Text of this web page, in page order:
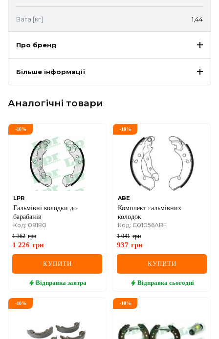
Вага [кг] 1,44
Про бренд
Більше інформації
Аналогічні товари
-10%
LPR
Гальмівні колодки до
барабанів
Код: 08180
1 362 грн
1 226 грн
КУПИТИ
Відправка завтра
-10%
ABE
Комплект гальмівних
колодок
Код: C01056ABE
1 041 грн
937 грн
КУПИТИ
Відправка сьогодні
-10% -10%